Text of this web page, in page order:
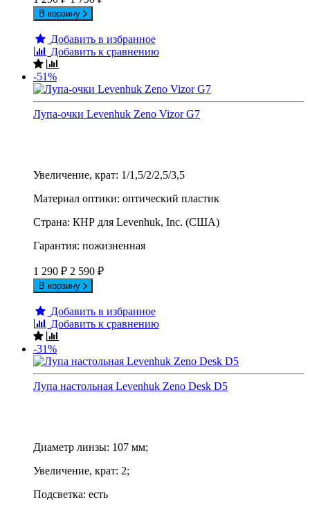
В корзину
Добавить в избранное
Добавить к сравнению
-51%
Лупа-очки Levenhuk Zeno Vizor G7
Увеличение, крат: 1/1,5/2/2,5/3,5
Материал оптики: оптический пластик
Страна: КНР для Levenhuk, Inc. (США)
Гарантия: пожизненная
1 290 ₽ 2 590 ₽
В корзину
Добавить в избранное
Добавить к сравнению
-31%
Лупа настольная Levenhuk Zeno Desk D5
Диаметр линзы: 107 мм;
Увеличение, крат: 2;
Подсветка: есть